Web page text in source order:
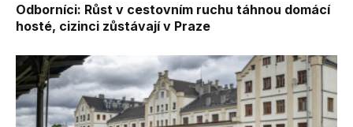
Odborníci: Růst v cestovním ruchu táhnou domácí
hosté, cizinci zůstávají v Praze